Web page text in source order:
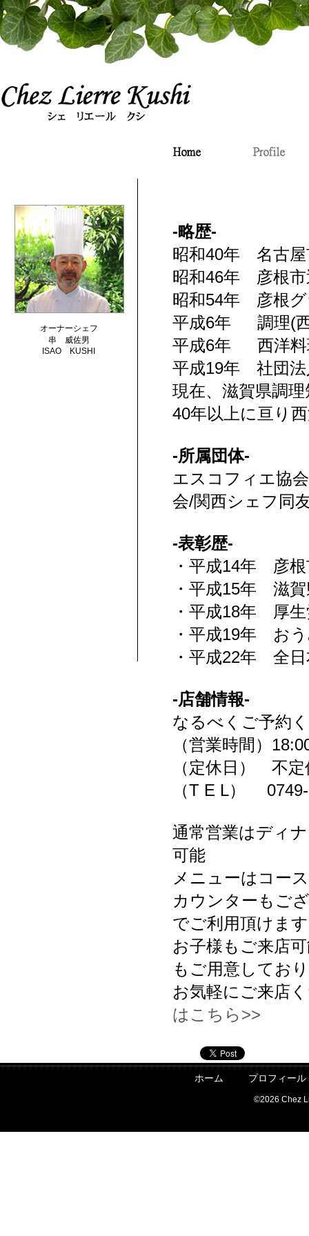
オーナーシェフ
串 威佐男
ISAO KUSHI
-略歴-
昭和40年 名古屋
昭和46年 彦根
昭和54年 彦根
平成6年 調理(西
平成6年 西洋料
平成19年 社団法
現在、滋賀県調
40年以上に亘り
-所属団体-
エスコフィエ協
会/関西シェフ同
-表彰歴-
・平成14年 彦
・平成15年 滋
・平成18年 厚
・平成19年 お
・平成22年 全
-店舗情報-
なるべくご予約
（営業時間）
（定休日） 不定
（T E L）
通常営業はディ
可能
メニューはコー
カウンターもご
でご利用頂けま
お子様もご来店
もご用意してお
お気軽にご来店
はこちら>>
ホーム プロフィール
©2026 Chez